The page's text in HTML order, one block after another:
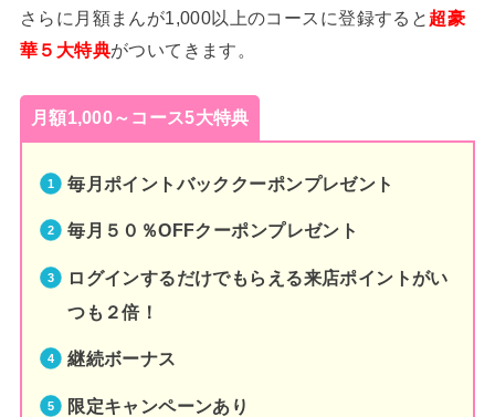
さらに月額まんが1,000以上のコースに登録すると 超豪
華５大特典がついてきます。
月額1,000～コース5大特典
毎月ポイントバッククーポンプレゼント
毎月５０％OFFクーポンプレゼント
ログインするだけでもらえる来店ポイントがい
つも２倍！
継続ボーナス
限定キャンペーンあり